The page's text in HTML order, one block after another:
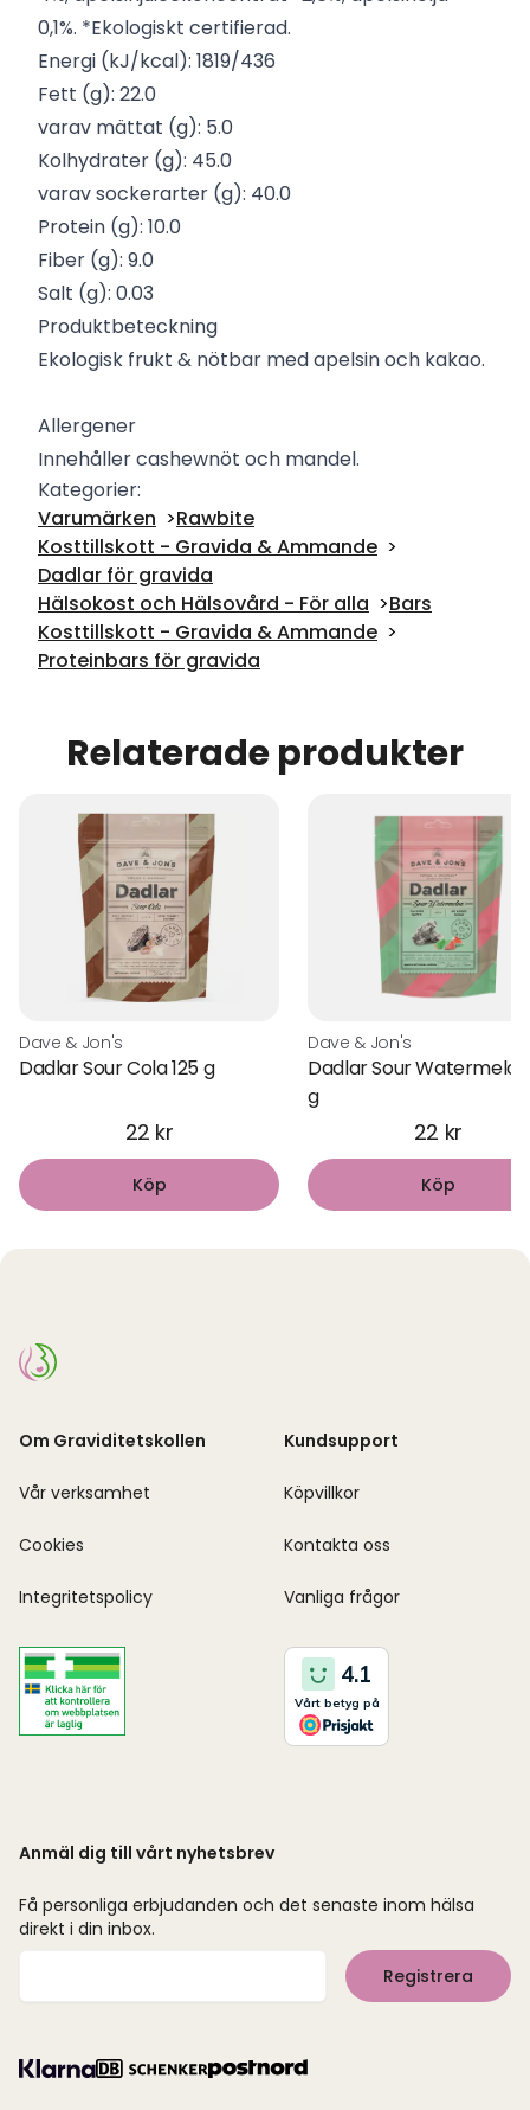
0,1%. *Ekologiskt certifierad.
Energi (kJ/kcal): 1819/436
Fett (g): 22.0
varav mättat (g): 5.0
Kolhydrater (g): 45.0
varav sockerarter (g): 40.0
Protein (g): 10.0
Fiber (g): 9.0
Salt (g): 0.03
Produktbeteckning
Ekologisk frukt & nötbar med apelsin och kakao.
Allergener
Innehåller cashewnöt och mandel.
Kategorier:
Varumärken
Rawbite
Kosttillskott - Gravida & Ammande
Dadlar för gravida
Hälsokost och Hälsovård - För alla
Bars
Kosttillskott - Gravida & Ammande
Proteinbars för gravida
Relaterade produkter
Dave & Jon's
Dadlar Sour Cola 125 g
22 kr
Köp
Dave & Jon's
Dadlar Sour Watermelon
g
22 kr
Köp
Om Graviditetskollen
Vår verksamhet
Cookies
Integritetspolicy
Kundsupport
Köpvillkor
Kontakta oss
Vanliga frågor
Anmäl dig till vårt nyhetsbrev
Få personliga erbjudanden och det senaste inom hälsa
direkt i din inbox.
Registrera